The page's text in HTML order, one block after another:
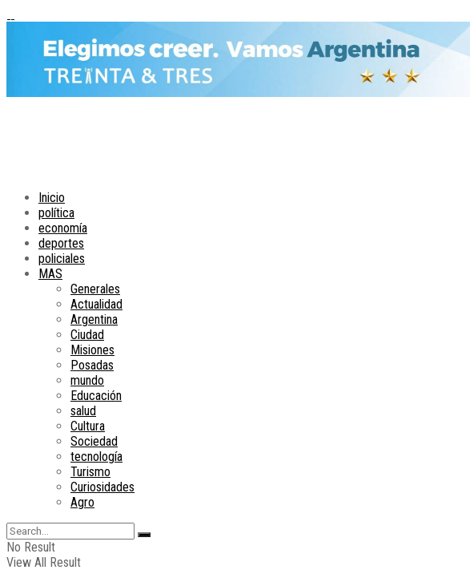
Inicio
política
economía
deportes
policiales
MAS
Generales
Actualidad
Argentina
Ciudad
Misiones
Posadas
mundo
Educación
salud
Cultura
Sociedad
tecnología
Turismo
Curiosidades
Agro
No Result
View All Result